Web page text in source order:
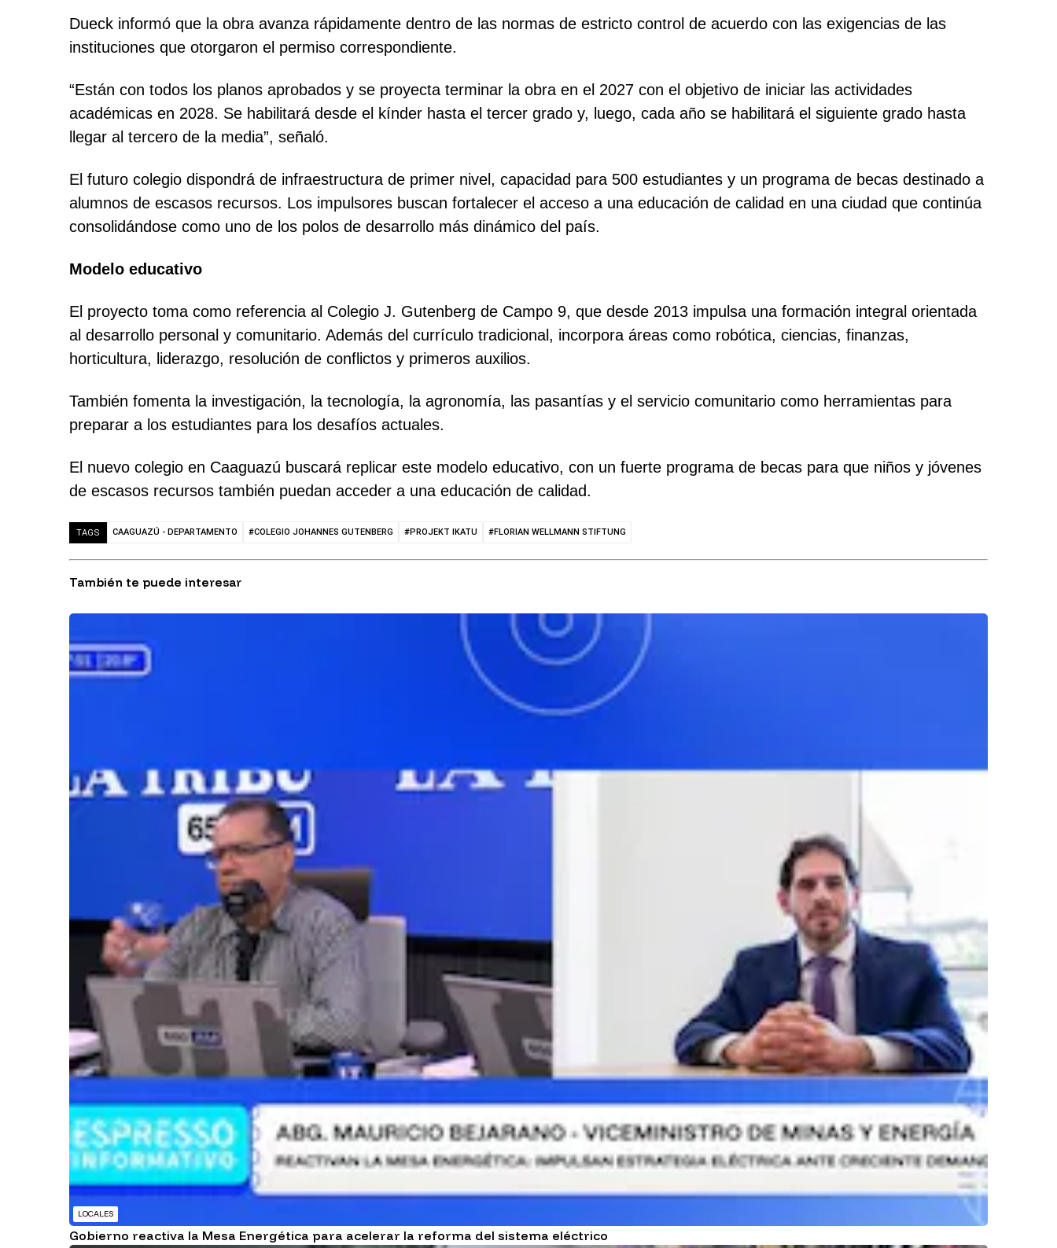
Dueck informó que la obra avanza rápidamente dentro de las normas de estricto control de acuerdo con las exigencias de las
instituciones que otorgaron el permiso correspondiente.
“Están con todos los planos aprobados y se proyecta terminar la obra en el 2027 con el objetivo de iniciar las actividades
académicas en 2028. Se habilitará desde el kínder hasta el tercer grado y, luego, cada año se habilitará el siguiente grado hasta
llegar al tercero de la media”, señaló.
El futuro colegio dispondrá de infraestructura de primer nivel, capacidad para 500 estudiantes y un programa de becas destinado a
alumnos de escasos recursos. Los impulsores buscan fortalecer el acceso a una educación de calidad en una ciudad que continúa
consolidándose como uno de los polos de desarrollo más dinámico del país.
Modelo educativo
El proyecto toma como referencia al Colegio J. Gutenberg de Campo 9, que desde 2013 impulsa una formación integral orientada
al desarrollo personal y comunitario. Además del currículo tradicional, incorpora áreas como robótica, ciencias, finanzas,
horticultura, liderazgo, resolución de conflictos y primeros auxilios.
También fomenta la investigación, la tecnología, la agronomía, las pasantías y el servicio comunitario como herramientas para
preparar a los estudiantes para los desafíos actuales.
El nuevo colegio en Caaguazú buscará replicar este modelo educativo, con un fuerte programa de becas para que niños y jóvenes
de escasos recursos también puedan acceder a una educación de calidad.
TAGS CAAGUAZÚ - DEPARTAMENTO #COLEGIO JOHANNES GUTENBERG #PROJEKT IKATU #FLORIAN WELLMANN STIFTUNG
También te puede interesar
LOCALES
Gobierno reactiva la Mesa Energética para acelerar la reforma del sistema eléctrico